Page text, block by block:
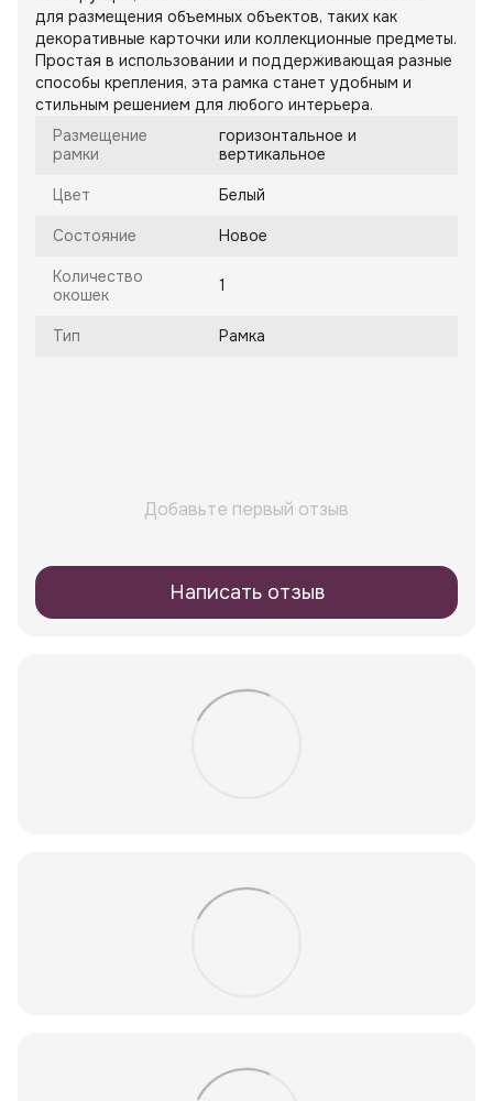
для размещения объемных объектов, таких как
декоративные карточки или коллекционные предметы.
Простая в использовании и поддерживающая разные
способы крепления, эта рамка станет удобным и
стильным решением для любого интерьера.
Размещение
рамки
горизонтальное и
вертикальное
Цвет Белый
Состояние Новое
Количество
окошек
1
Тип Рамка
Добавьте первый отзыв
Написать отзыв